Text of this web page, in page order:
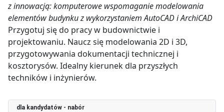
z innowacją: komputerowe wspomaganie modelowania
elementów budynku z wykorzystaniem AutoCAD i ArchiCAD
Przygotuj się do pracy w budownictwie i
projektowaniu. Naucz się modelowania 2D i 3D,
przygotowywania dokumentacji technicznej i
kosztorysów. Idealny kierunek dla przyszłych
techników i inżynierów.
dla kandydatów - nabór